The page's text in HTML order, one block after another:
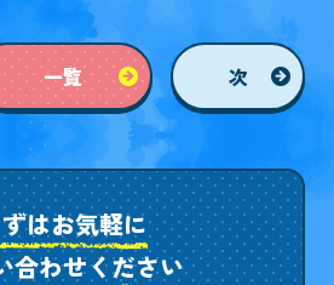
一覧 次
はお気軽に
合わせください